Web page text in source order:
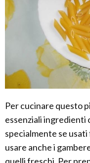
Per cucinare questo
essenziali ingredienti
specialmente se
usare anche i